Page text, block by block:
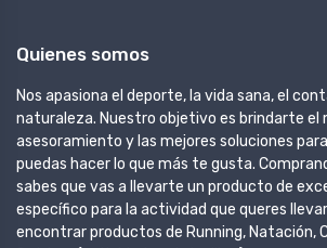
Quienes somos
Nos apasiona el deporte, la vida sana, el
naturaleza. Nuestro objetivo es brindarte el
asesoramiento y las mejores soluciones
puedas hacer lo que más te gusta.
sabes que vas a llevarte un producto de
específico para la actividad que queres
encontrar productos de Running, Natación,